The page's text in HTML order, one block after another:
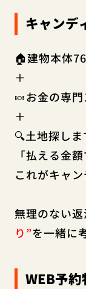
キャンデ
🏠建物本体
＋
🍬お金の専
＋
🔍土地探し
「払える金
これがキャ
無理のない
り”を一緒に
WEB予約